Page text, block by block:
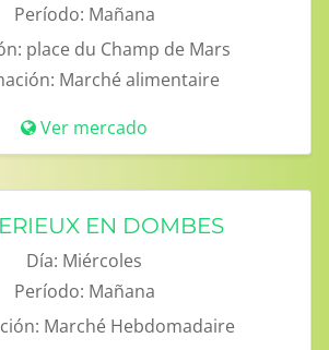
Período: Mañana
place du Champ de Mars
Marché alimentaire
Ver mercado
EN DOMBES
Día: Miércoles
Período: Mañana
Marché Hebdomadaire